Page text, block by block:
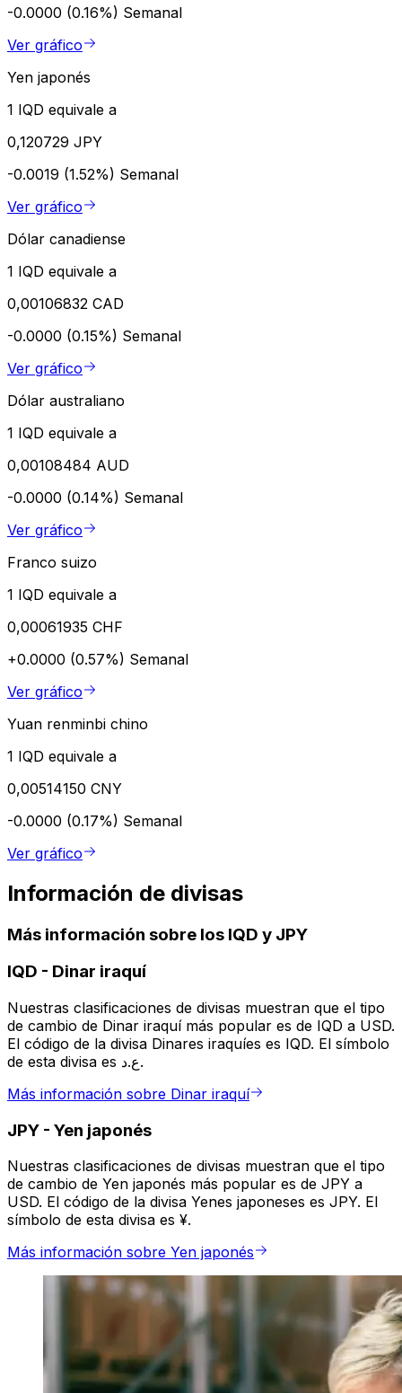
-0.0000 (0.16%) Semanal
Ver gráfico
Yen japonés
1 IQD equivale a
0,120729 JPY
-0.0019 (1.52%) Semanal
Ver gráfico
Dólar canadiense
1 IQD equivale a
0,00106832 CAD
-0.0000 (0.15%) Semanal
Ver gráfico
Dólar australiano
1 IQD equivale a
0,00108484 AUD
-0.0000 (0.14%) Semanal
Ver gráfico
Franco suizo
1 IQD equivale a
0,00061935 CHF
+0.0000 (0.57%) Semanal
Ver gráfico
Yuan renminbi chino
1 IQD equivale a
0,00514150 CNY
-0.0000 (0.17%) Semanal
Ver gráfico
Información de divisas
Más información sobre los IQD y JPY
IQD - Dinar iraquí
Nuestras clasificaciones de divisas muestran que el tipo
de cambio de Dinar iraquí más popular es de IQD a USD.
El código de la divisa Dinares iraquíes es IQD. El símbolo
de esta divisa es ع.د.
Más información sobre Dinar iraquí
JPY - Yen japonés
Nuestras clasificaciones de divisas muestran que el tipo
de cambio de Yen japonés más popular es de JPY a
USD. El código de la divisa Yenes japoneses es JPY. El
símbolo de esta divisa es ¥.
Más información sobre Yen japonés